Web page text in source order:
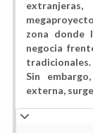
zona donde
negocia
tradicionales.
Sin
externa,